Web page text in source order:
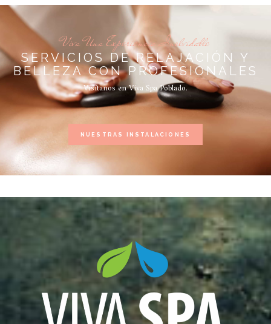
Viva Una Experiencia Inolvidable
SERVICIOS DE RELAJACIÓN Y
BELLEZA CON PROFESIONALES
Visítanos en Viva Spa Poblado.
NUESTRAS INSTALACIONES